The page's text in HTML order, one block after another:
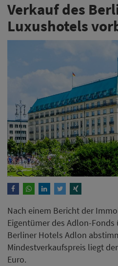
Verkauf des
Luxushotels
Nach einem Bericht der
Eigentümer des Adlon-Fonds
Berliner Hotels Adlon
Mindestverkaufspreis liegt
Euro.